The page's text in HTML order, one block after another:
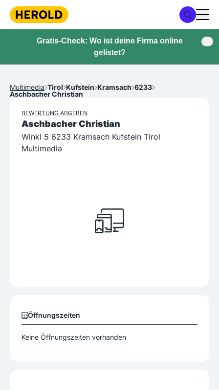
Gratis-Check: Wo ist deine Firma online
gelistet?
Multimedia Tirol Kufstein Kramsach 6233
Aschbacher Christian
BEWERTUNG ABGEBEN
Aschbacher Christian
Winkl 5 6233 Kramsach Kufstein Tirol
Multimedia
Öffnungszeiten
Keine Öffnungszeiten vorhanden